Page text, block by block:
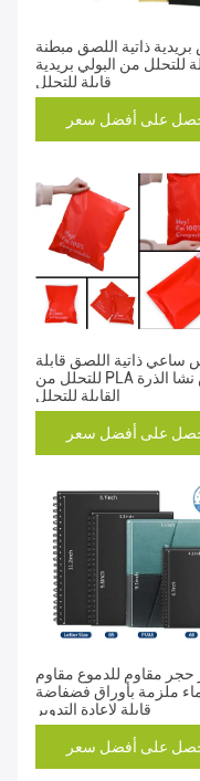
بريدية ذاتية اللصق مبطنة
للتحلل من البولي بريدية
قابلة للتحلل
على أفضل سعر
ساعي ذاتية اللصق قابلة
للتحلل من PLA أكياس نشا الذرة
القابلة للتحلل
على أفضل سعر
حجر مقاوم للدموع مقاوم
ملزمة بأوراق فضفاضة
قابلة لإعادة التدوير
على أفضل سعر